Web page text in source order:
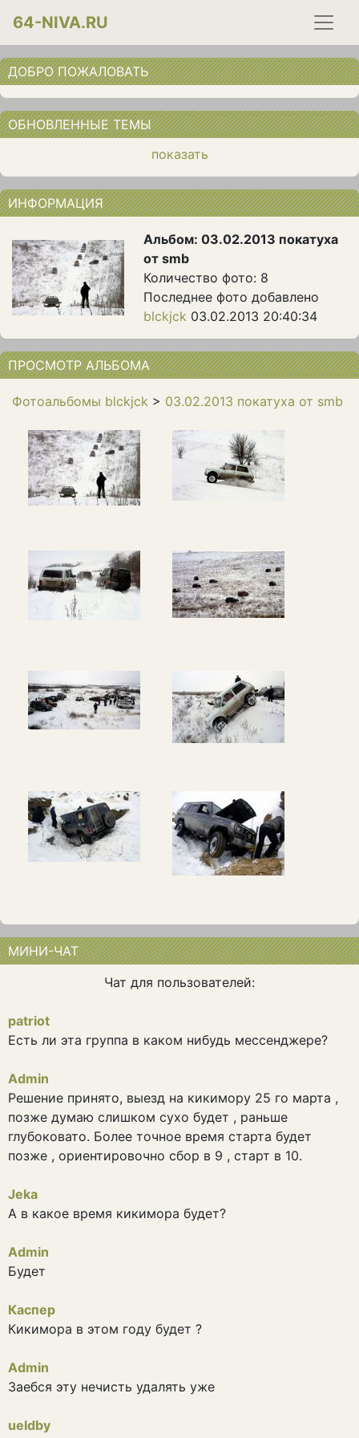
64-NIVA.RU
ДОБРО ПОЖАЛОВАТЬ
ОБНОВЛЕННЫЕ ТЕМЫ
показать
ИНФОРМАЦИЯ
Альбом: 03.02.2013 покатуха
от smb
Количество фото: 8
Последнее фото добавлено
blckjck 03.02.2013 20:40:34
ПРОСМОТР АЛЬБОМА
Фотоальбомы blckjck > 03.02.2013 покатуха от smb
МИНИ-ЧАТ
Чат для пользователей:
patriot
Есть ли эта группа в каком нибудь мессенджере?
Admin
Решение принято, выезд на кикимору 25 го марта ,
позже думаю слишком сухо будет , раньше
глубоковато. Более точное время старта будет
позже , ориентировочно сбор в 9 , старт в 10.
Jeka
А в какое время кикимора будет?
Admin
Будет
Каспер
Кикимора в этом году будет ?
Admin
Заебся эту нечисть удалять уже
ueldby